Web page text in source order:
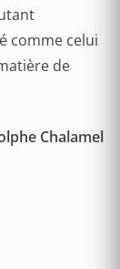
comme celui
de
Chalamel